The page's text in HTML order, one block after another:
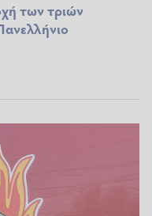
των τριών